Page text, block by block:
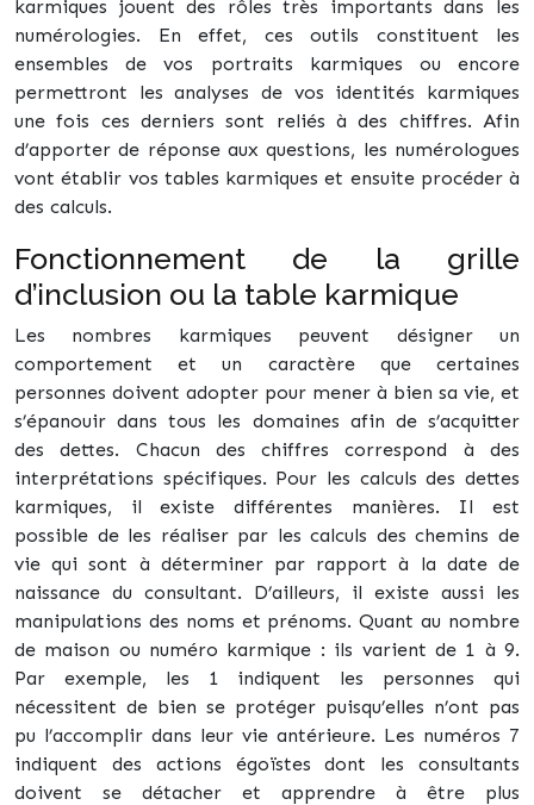
karmiques jouent des rôles très importants dans les
numérologies. En effet, ces outils constituent les
ensembles de vos portraits karmiques ou encore
permettront les analyses de vos identités karmiques
une fois ces derniers sont reliés à des chiffres. Afin
d’apporter de réponse aux questions, les numérologues
vont établir vos tables karmiques et ensuite procéder à
des calculs.
Fonctionnement de la grille
d’inclusion ou la table karmique
Les nombres karmiques peuvent désigner un
comportement et un caractère que certaines
personnes doivent adopter pour mener à bien sa vie, et
s’épanouir dans tous les domaines afin de s’acquitter
des dettes. Chacun des chiffres correspond à des
interprétations spécifiques. Pour les calculs des dettes
karmiques, il existe différentes manières. Il est
possible de les réaliser par les calculs des chemins de
vie qui sont à déterminer par rapport à la date de
naissance du consultant. D’ailleurs, il existe aussi les
manipulations des noms et prénoms. Quant au nombre
de maison ou numéro karmique : ils varient de 1 à 9.
Par exemple, les 1 indiquent les personnes qui
nécessitent de bien se protéger puisqu’elles n’ont pas
pu l’accomplir dans leur vie antérieure. Les numéros 7
indiquent des actions égoïstes dont les consultants
doivent se détacher et apprendre à être plus